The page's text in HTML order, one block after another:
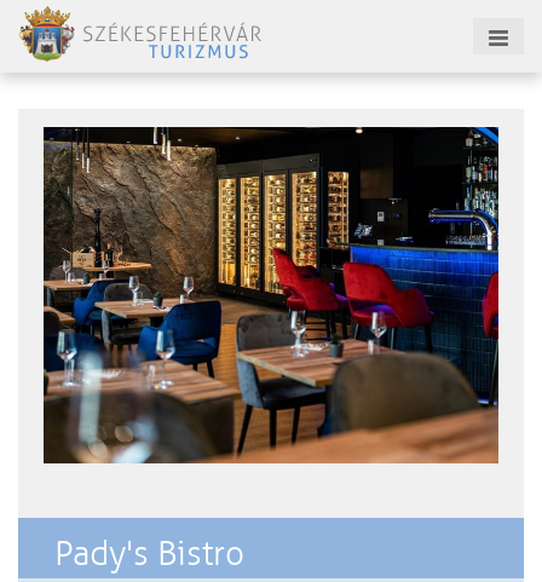
Pady's Bistro